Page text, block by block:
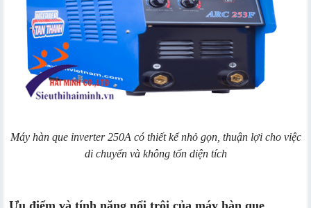
Máy hàn que inverter 250A có thiết kể nhỏ gọn, thuận lợi cho việc
di chuyển và không tốn diện tích